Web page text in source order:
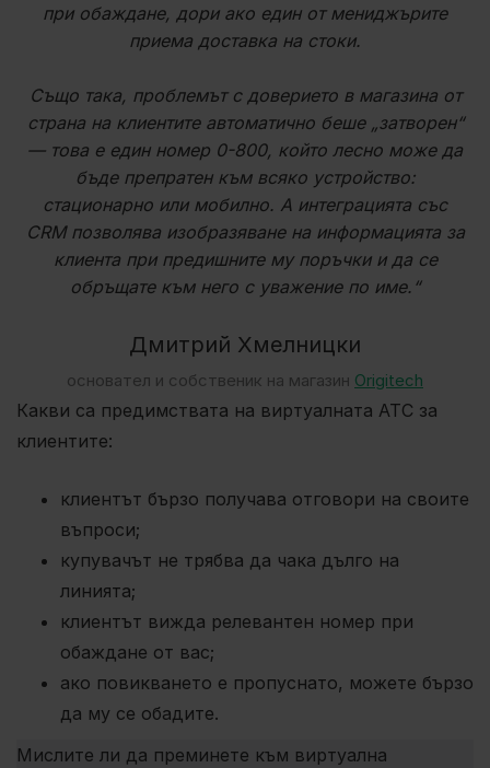
при обаждане, дори ако един от мениджърите
приема доставка на стоки.
Също така, проблемът с доверието в магазина от
страна на клиентите автоматично беше „затворен“
— това е един номер 0-800, който лесно може да
бъде препратен към всяко устройство:
стационарно или мобилно. А интеграцията със
CRM позволява изобразяване на информацията за
клиента при предишните му поръчки и да се
обръщате към него с уважение по име.“
Дмитрий Хмелницки
основател и собственик на магазин Origitech
Какви са предимствата на виртуалната АТС за
клиентите:
клиентът бързо получава отговори на своите
въпроси;
купувачът не трябва да чака дълго на
линията;
клиентът вижда релевантен номер при
обаждане от вас;
ако повикването е пропуснато, можете бързо
да му се обадите.
Мислите ли да преминете към виртуална